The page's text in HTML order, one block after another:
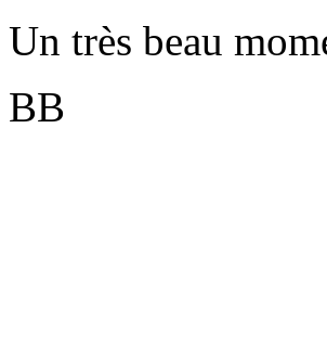
Un très beau
BB